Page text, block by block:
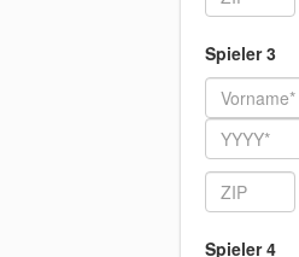
Spieler 3
Vorname
Jahr
ZIP
Spieler 4